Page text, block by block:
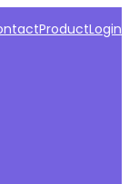
ProductLogin